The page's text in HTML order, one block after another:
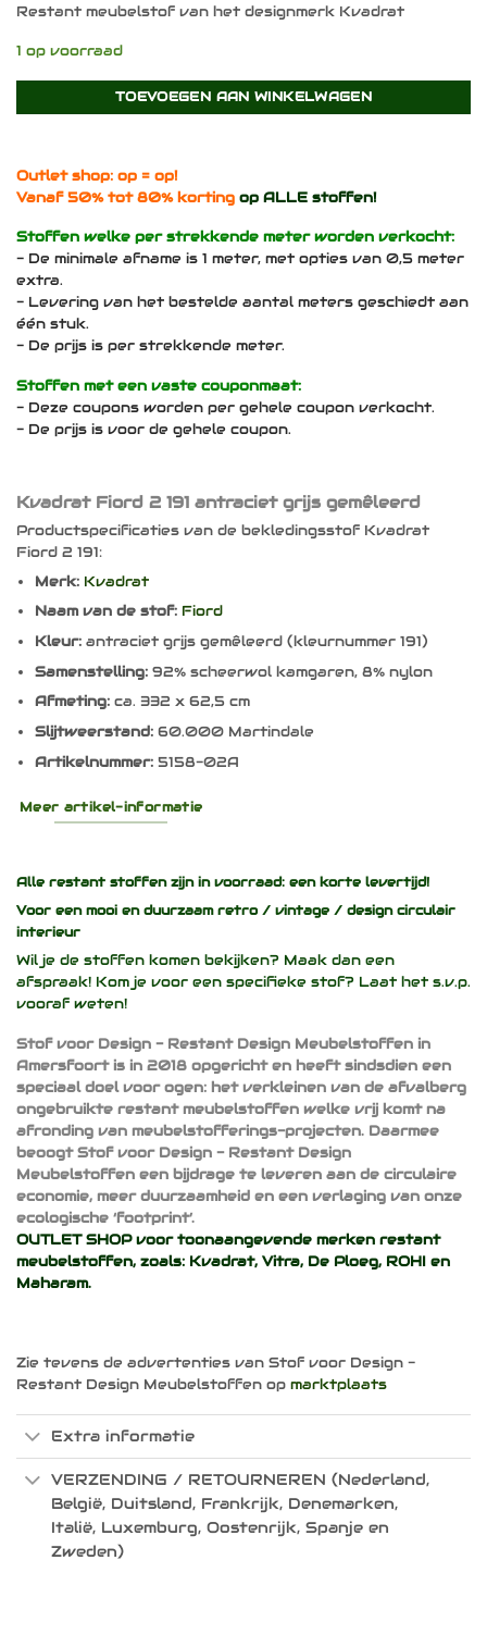
Restant meubelstof van het designmerk Kvadrat
1 op voorraad
TOEVOEGEN AAN WINKELWAGEN
Outlet shop: op = op!
Vanaf 50% tot 80% korting op ALLE stoffen!
Stoffen welke per strekkende meter worden verkocht:
- De minimale afname is 1 meter, met opties van 0,5 meter
extra.
- Levering van het bestelde aantal meters geschiedt aan
één stuk.
- De prijs is per strekkende meter.
Stoffen met een vaste couponmaat:
- Deze coupons worden per gehele coupon verkocht.
- De prijs is voor de gehele coupon.
Kvadrat Fiord 2 191 antraciet grijs gemêleerd
Productspecificaties van de bekledingsstof Kvadrat
Fiord 2 191:
Merk: Kvadrat
Naam van de stof: Fiord
Kleur:antraciet grijs gemêleerd (kleurnummer 191)
Samenstelling: 92% scheerwol kamgaren, 8% nylon
Afmeting:ca. 332 x 62,5 cm
Slijtweerstand:60.000 Martindale
Artikelnummer:5158-02A
Meer artikel-informatie
Alle restant stoffen zijn in voorraad: een korte levertijd!
Voor een mooi en duurzaam retro / vintage / design circulair
interieur
Wil je de stoffen komen bekijken? Maak dan een
afspraak! Kom je voor een specifieke stof? Laat het s.v.p.
vooraf weten!
Stof voor Design - Restant Design Meubelstoffen in
Amersfoort is in 2018 opgericht en heeft sindsdien een
speciaal doel voor ogen: het verkleinen van de afvalberg
ongebruikte restant meubelstoffen welke vrij komt na
afronding van meubelstofferings-projecten. Daarmee
beoogt Stof voor Design - Restant Design
Meubelstoffen een bijdrage te leveren aan de circulaire
economie, meer duurzaamheid en een verlaging van onze
ecologische ‘footprint’.
OUTLET SHOP voor toonaangevende merken restant
meubelstoffen, zoals: Kvadrat, Vitra, De Ploeg, ROHI en
Maharam.
Zie tevens de advertenties van Stof voor Design -
Restant Design Meubelstoffen op marktplaats
Extra informatie
VERZENDING / RETOURNEREN (Nederland,
België, Duitsland, Frankrijk, Denemarken,
Italië, Luxemburg, Oostenrijk, Spanje en
Zweden)